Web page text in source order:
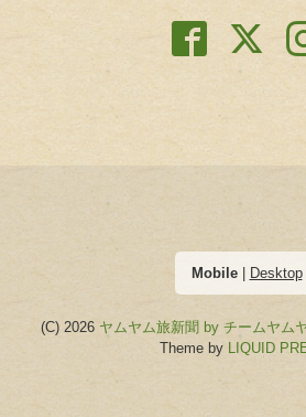
Mobile| Desktop
(C) 2026 ヤムヤム旅新聞 by チームヤム
Theme by LIQUID